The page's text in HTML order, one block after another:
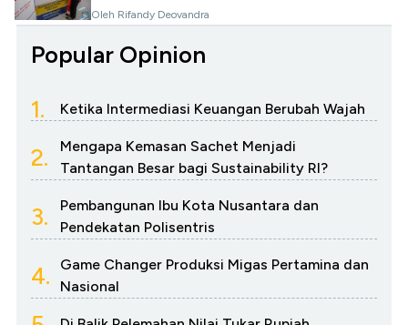
Oleh Rifandy Deovandra
Popular Opinion
1.
Ketika Intermediasi Keuangan Berubah Wajah
2.
Mengapa Kemasan Sachet Menjadi
Tantangan Besar bagi Sustainability RI?
3.
Pembangunan Ibu Kota Nusantara dan
Pendekatan Polisentris
4.
Game Changer Produksi Migas Pertamina dan
Nasional